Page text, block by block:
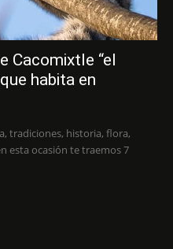
Cacomixtle “el
habita en
tradiciones, historia, flora,
esta ocasión te traemos 7